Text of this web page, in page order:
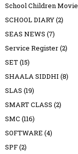
School Children Movie
SCHOOL DIARY(2)
SEAS NEWS (7)
Service Register(2)
SET(15)
SHAALA SIDDHI (8)
SLAS (19)
SMART CLASS (2)
SMC (116)
SOFTWARE (4)
SPF(2)